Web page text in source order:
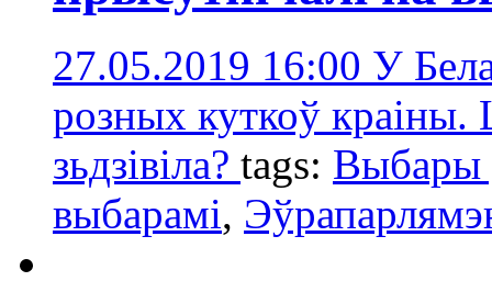
27.05.2019 16:00 У
розных куткоў
зьдзівіла? tags:
выбарамі,